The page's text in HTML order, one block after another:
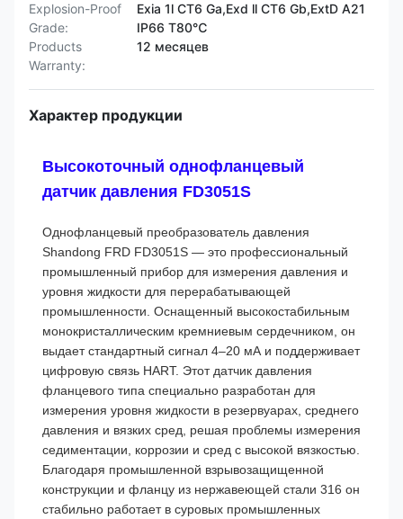
Explosion-Proof
Grade:
Exia 1l CT6 Ga,Exd ll CT6 Gb,ExtD A21
IP66 T80℃
Products
Warranty:
12 месяцев
Характер продукции
Высокоточный однофланцевый
датчик давления FD3051S
Однофланцевый преобразователь давления
Shandong FRD FD3051S — это профессиональный
промышленный прибор для измерения давления и
уровня жидкости для перерабатывающей
промышленности. Оснащенный высокостабильным
монокристаллическим кремниевым сердечником, он
выдает стандартный сигнал 4–20 мА и поддерживает
цифровую связь HART. Этот датчик давления
фланцевого типа специально разработан для
измерения уровня жидкости в резервуарах, среднего
давления и вязких сред, решая проблемы измерения
седиментации, коррозии и сред с высокой вязкостью.
Благодаря промышленной взрывозащищенной
конструкции и фланцу из нержавеющей стали 316 он
стабильно работает в суровых промышленных